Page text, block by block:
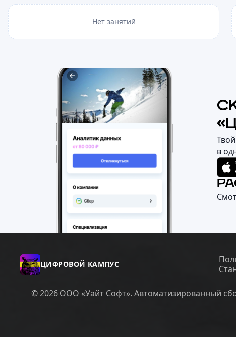
Нет занятий
в
ЦИФРОВОЙ КАМПУС
© 2026 ООО «Уайт Софт». Автоматизированный